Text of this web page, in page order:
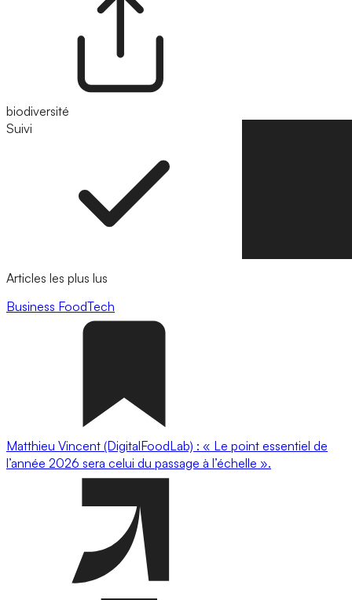
biodiversité
Suivi
Articles les plus lus
Business FoodTech
Matthieu Vincent (DigitalFoodLab) : « Le point essentiel de
l’année 2026 sera celui du passage à l’échelle ».